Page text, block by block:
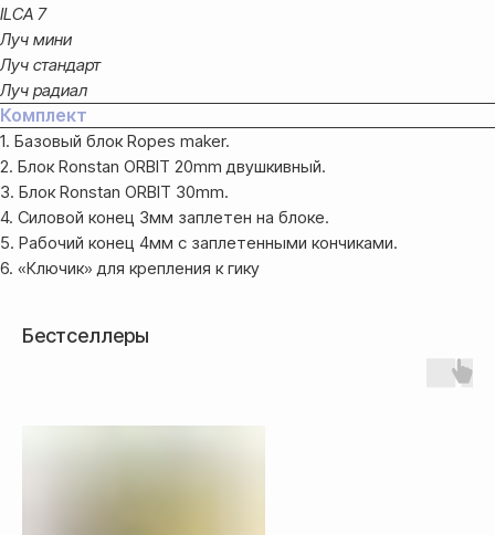
ILCA 7
Луч мини
Луч стандарт
Луч радиал
Комплект
1. Базовый блок Ropes maker.
2. Блок Ronstan ORBIT 20mm двушкивный.
3. Блок Ronstan ORBIT 30mm.
4. Силовой конец 3мм заплетен на блоке.
5. Рабочий конец 4мм с заплетенными кончиками.
6. «Ключик» для крепления к гику
Бестселлеры
Доставка товара осуществляется
почтовым сервисом СДЭК:
По России — 300₽,
срок доставки 2-3 дня
По СНГ — 1000₽,
срок доставки от 5 дней